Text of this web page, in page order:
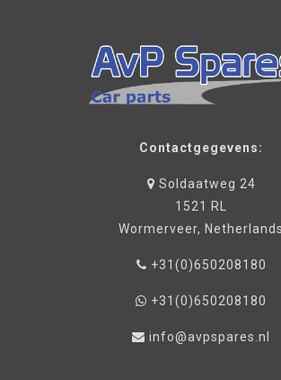
Contactgegevens:
Soldaatweg 24
1521 RL
Wormerveer, Netherlands
+31(0)650208180
+31(0)650208180
info@avpspares.nl